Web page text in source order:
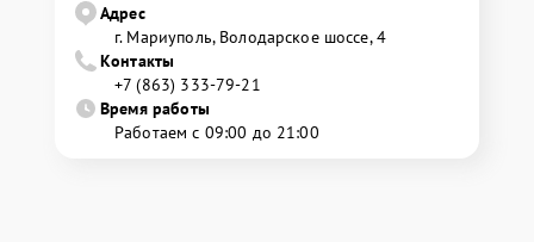
Адрес
г. Мариуполь, Володарское шоссе, 4
Контакты
+7 (863) 333-79-21
Время работы
Работаем с 09:00 до 21:00